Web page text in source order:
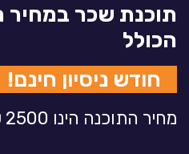
תוכנת שכר במחיר
הכולל
חודש ניסיון חינם!
מחיר התוכנה הינו 2500 ₪ + מע"מ לשנה